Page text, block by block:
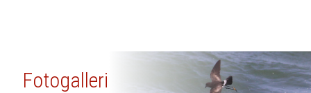
Fotogalleri